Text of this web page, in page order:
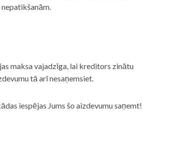
maksa vajadzīga, lai kreditors zinātu
tā arī nesaņemsiet.
iespējas Jums šo aizdevumu saņemt!